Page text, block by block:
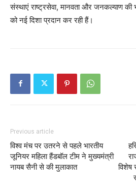
About
संस्थाएं राष्ट्रसेवा, मानवता और जनकल्याण
को नई दिशा प्रदान कर रही हैं।
Previous article
विश्व मंच पर उतरने से पहले भारतीय
जूनियर महिला हैंडबॉल टीम ने मुख्यमंत्री
नायब सैनी से की मुलाकात
विशेष